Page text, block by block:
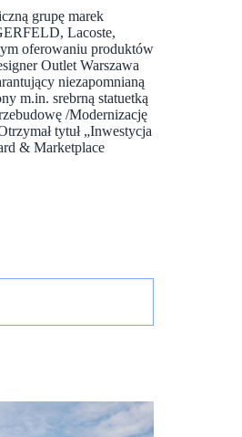
grupę marek
Lacoste,
oferowaniu produktów
Outlet Warszawa
niezapomnianą
m.in. srebrną statuetką
/Modernizację
tytuł „Inwestycja
& Marketplace